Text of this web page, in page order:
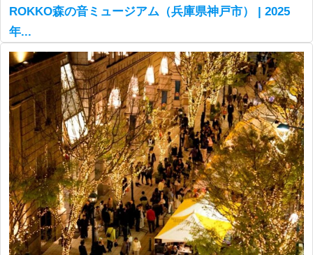
ROKKO森の音ミュージアム（兵庫県神戸市） | 2025
年...